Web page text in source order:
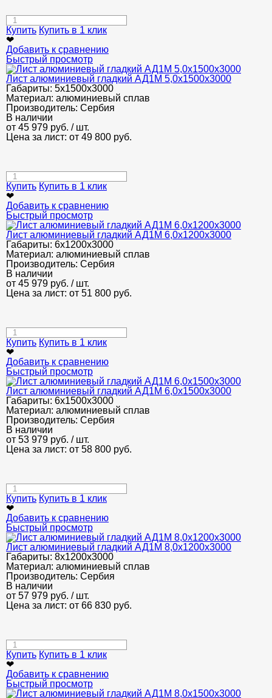
Купить Купить в 1 клик
❤
Добавить к сравнению
Быстрый просмотр
Лист алюминиевый гладкий АД1М 5,0х1500х3000
Габариты: 5х1500х3000
Материал: алюминиевый сплав
Производитель: Сербия
В наличии
от 45 979 руб. / шт.
Цена за лист: от 49 800 руб.
Купить Купить в 1 клик
❤
Добавить к сравнению
Быстрый просмотр
Лист алюминиевый гладкий АД1М 6,0х1200х3000
Габариты: 6х1200х3000
Материал: алюминиевый сплав
Производитель: Сербия
В наличии
от 45 979 руб. / шт.
Цена за лист: от 51 800 руб.
Купить Купить в 1 клик
❤
Добавить к сравнению
Быстрый просмотр
Лист алюминиевый гладкий АД1М 6,0х1500х3000
Габариты: 6х1500х3000
Материал: алюминиевый сплав
Производитель: Сербия
В наличии
от 53 979 руб. / шт.
Цена за лист: от 58 800 руб.
Купить Купить в 1 клик
❤
Добавить к сравнению
Быстрый просмотр
Лист алюминиевый гладкий АД1М 8,0х1200х3000
Габариты: 8х1200х3000
Материал: алюминиевый сплав
Производитель: Сербия
В наличии
от 57 979 руб. / шт.
Цена за лист: от 66 830 руб.
Купить Купить в 1 клик
❤
Добавить к сравнению
Быстрый просмотр